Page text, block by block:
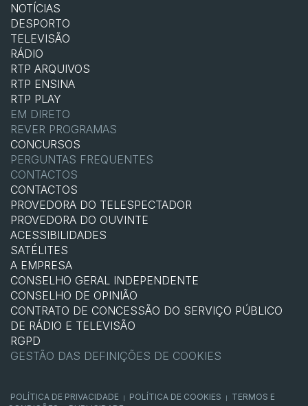
NOTÍCIAS
DESPORTO
TELEVISÃO
RÁDIO
RTP ARQUIVOS
RTP ENSINA
RTP PLAY
EM DIRETO
REVER PROGRAMAS
CONCURSOS
PERGUNTAS FREQUENTES
CONTACTOS
CONTACTOS
PROVEDORA DO TELESPECTADOR
PROVEDORA DO OUVINTE
ACESSIBILIDADES
SATÉLITES
A EMPRESA
CONSELHO GERAL INDEPENDENTE
CONSELHO DE OPINIÃO
CONTRATO DE CONCESSÃO DO SERVIÇO PÚBLICO
DE RÁDIO E TELEVISÃO
RGPD
GESTÃO DAS DEFINIÇÕES DE COOKIES
POLÍTICA DE PRIVACIDADE POLÍTICA DE COOKIES
TERMOS E